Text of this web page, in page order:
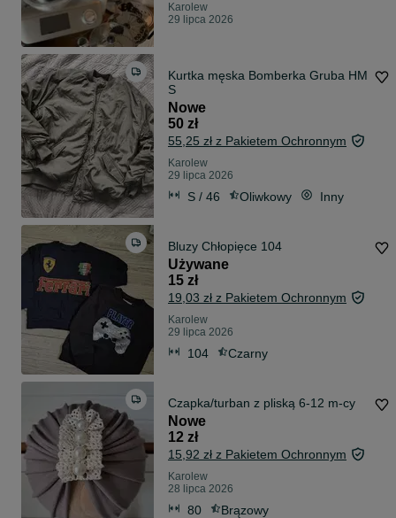
Karolew
29 lipca 2026
Kurtka męska Bomberka Gruba HM
S
Nowe
50 zł
55,25 zł z Pakietem Ochronnym
Karolew
29 lipca 2026
S / 46 Oliwkowy Inny
Bluzy Chłopięce 104
Używane
15 zł
19,03 zł z Pakietem Ochronnym
Karolew
29 lipca 2026
104 Czarny
Czapka/turban z pliską 6-12 m-cy
Nowe
12 zł
15,92 zł z Pakietem Ochronnym
Karolew
28 lipca 2026
80 Brązowy